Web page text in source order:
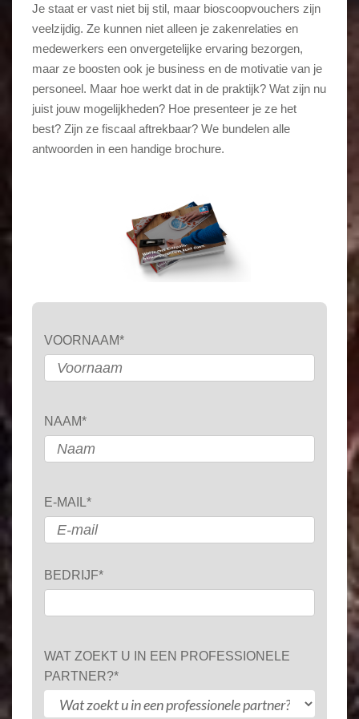
Je staat er vast niet bij stil, maar bioscoopvouchers zijn
veelzijdig. Ze kunnen niet alleen je zakenrelaties en
medewerkers een onvergetelijke ervaring bezorgen,
maar ze boosten ook je business en de motivatie van je
personeel. Maar hoe werkt dat in de praktijk? Wat zijn nu
juist jouw mogelijkheden? Hoe presenteer je ze het
best? Zijn ze fiscaal aftrekbaar? We bundelen alle
antwoorden in een handige brochure.
VOORNAAM*
NAAM*
E-MAIL*
BEDRIJF*
WAT ZOEKT U IN EEN PROFESSIONELE
PARTNER?*